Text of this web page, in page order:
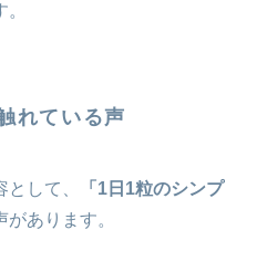
れている声
して、
「1日1粒のシンプ
あります。